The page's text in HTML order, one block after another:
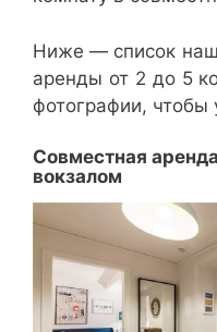
Ниже — список
аренды от 2 до 5
фотографии, чтобы
Совместная
вокзалом